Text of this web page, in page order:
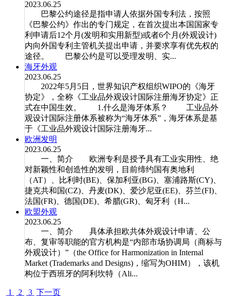
2023.06.25
巴黎公约途径是指申请人依据外国专利法，按照
《巴黎公约》作出的专门规定，在首次提出本国国家专
利申请后12个月(发明和实用新型)或者6个月(外观设计)
内向外国专利主管机关提出申请，并要求享有优先权的
途径。 巴黎公约是可以受理发明、实...
海牙外观
2023.06.25
2022年5月5日，世界知识产权组织WIPO的《海牙
协定》，全称《工业品外观设计国际注册海牙协定》正
式在中国生效。 1.什么是海牙体系？ 工业品外
观设计国际注册体系被称为“海牙体系”，海牙体系是基
于《工业品外观设计国际注册海牙...
欧洲发明
2023.06.25
一、简介 欧洲专利是授予具有工业实用性、绝
对新颖性和创造性的发明，目前缔约国有奥地利
（AT）、比利时(BE)、保加利亚(BG)、塞浦路斯(CY)、
捷克共和国(CZ)、丹麦(DK)、爱沙尼亚(EE)、芬兰(FI)、
法国(FR)、德国(DE)、希腊(GR)、匈牙利（H...
欧盟外观
2023.06.25
一、简介 具体承担欧共体外观设计申请、公
布、复审等职能的官方机构是“内部市场协调局（商标与
外观设计）”（the Office for Harmonization in Internal
Market (Trademarks and Designs)，缩写为OHIM），该机
构位于西班牙的阿利坎特（Ali...
1 2 3 下一页